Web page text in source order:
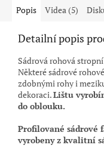
Popis Videa (5)
Detailní popis
Sádrová rohová
Některé sádrové
zdobnými rohy i
dekoraci.Lištu
do oblouku.
Profilované sádrové
vyrobeny z kvalitní